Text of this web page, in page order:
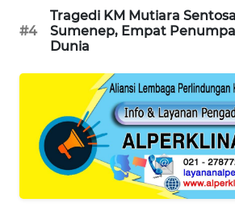
#4
Tragedi KM Mutiara
Sumenep, Empat
Dunia
MAWAKA
NET
PLN
WATCH